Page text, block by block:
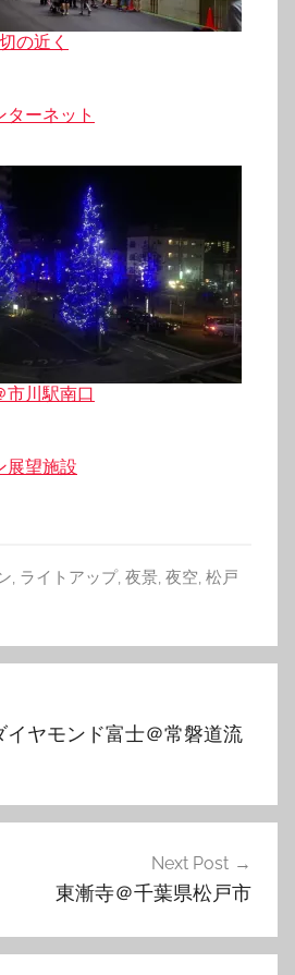
の近く
ターネット
市川駅南口
展望施設
, ライトアップ, 夜景, 夜空, 松戸
イヤモンド富士＠常磐道流
Next Post
東漸寺＠千葉県松戸市